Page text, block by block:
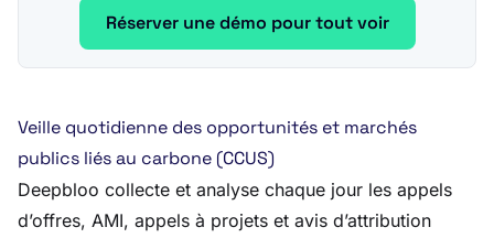
Réserver une démo pour tout voir
Veille quotidienne des opportunités et marchés
publics liés au carbone (CCUS)
Deepbloo collecte et analyse chaque jour les appels
d’offres, AMI, appels à projets et avis d’attribution